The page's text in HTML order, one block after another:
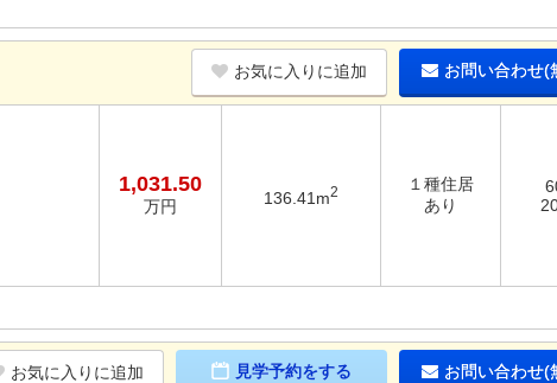
お気に入りに追加 お問い合わせ(
1,031.50
万円 136.41m2
１種住居
あり
お気に入りに追加 見学予約をする お問い合わせ(